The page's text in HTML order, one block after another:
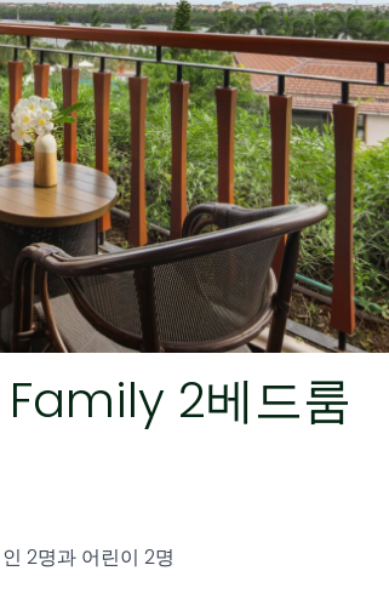
Family 2베드룸
2명과 어린이 2명